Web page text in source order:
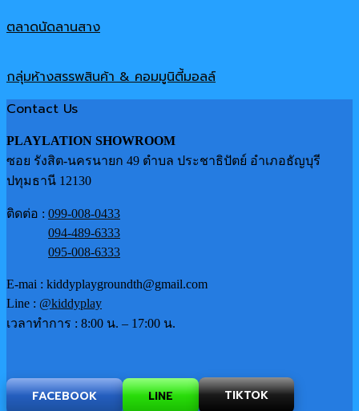
ตลาดนัดลานสาง
กลุ่มห้างสรรพสินค้า & คอมมูนิตี้มอลล์
Contact Us
PLAYLATION SHOWROOM
ซอย รังสิต-นครนายก 49 ตำบล ประชาธิปัตย์ อำเภอธัญบุรี
ปทุมธานี 12130
ติดต่อ : 099-008-0433
094-489-6333
095-008-6333
E-mai : kiddyplaygroundth@gmail.com
Line : @kiddyplay
เวลาทำการ : 8:00 น. – 17:00 น.
FACEBOOK LINE TIKTOK